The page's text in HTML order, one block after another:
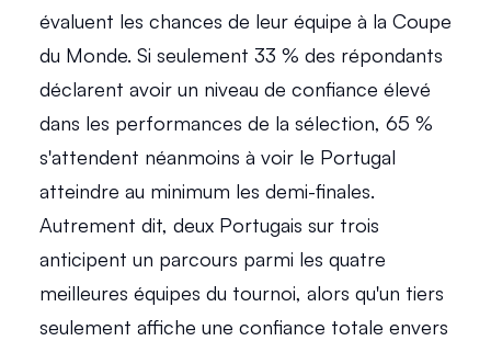
évaluent les chances de leur équipe à la Coupe
du Monde. Si seulement 33 % des répondants
déclarent avoir un niveau de confiance élevé
dans les performances de la sélection, 65 %
s'attendent néanmoins à voir le Portugal
atteindre au minimum les demi-finales.
Autrement dit, deux Portugais sur trois
anticipent un parcours parmi les quatre
meilleures équipes du tournoi, alors qu'un tiers
seulement affiche une confiance totale envers